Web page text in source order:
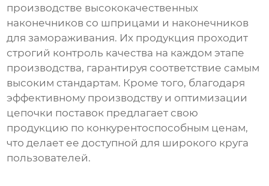
производстве высококачественных
наконечников со шприцами и наконечников
для замораживания. Их продукция проходит
строгий контроль качества на каждом этапе
производства, гарантируя соответствие самым
высоким стандартам. Кроме того, благодаря
эффективному производству и оптимизации
цепочки поставок предлагает свою
продукцию по конкурентоспособным ценам,
что делает ее доступной для широкого круга
пользователей.